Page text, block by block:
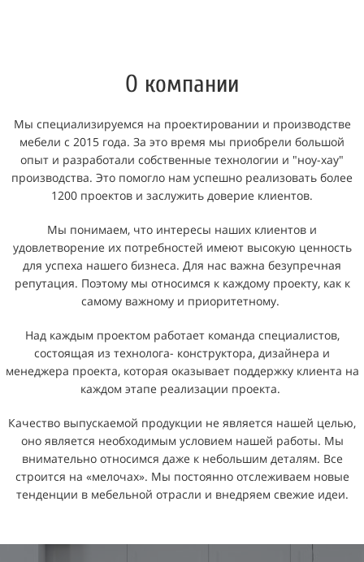
О компании
Мы специализируемся на проектировании и производстве
мебели с 2015 года. За это время мы приобрели большой
опыт и разработали собственные технологии и "ноу-хау"
производства. Это помогло нам успешно реализовать более
1200 проектов и заслужить доверие клиентов.
Мы понимаем, что интересы наших клиентов и
удовлетворение их потребностей имеют высокую ценность
для успеха нашего бизнеса. Для нас важна безупречная
репутация. Поэтому мы относимся к каждому проекту, как к
самому важному и приоритетному.
Над каждым проектом работает команда специалистов,
состоящая из технолога- конструктора, дизайнера и
менеджера проекта, которая оказывает поддержку клиента на
каждом этапе реализации проекта.
Качество выпускаемой продукции не является нашей целью,
оно является необходимым условием нашей работы. Мы
внимательно относимся даже к небольшим деталям. Все
строится на «мелочах». Мы постоянно отслеживаем новые
тенденции в мебельной отрасли и внедряем свежие идеи.